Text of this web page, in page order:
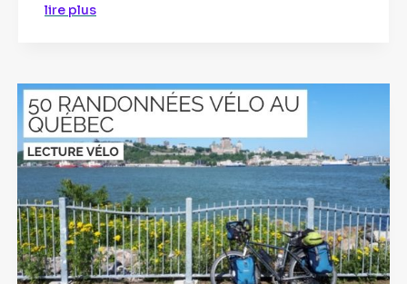
lire plus